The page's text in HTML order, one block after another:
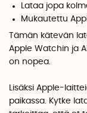
Lataa jopa
Mukautettu
Tämän kätevän
Apple Watchin ja
on nopea.
Lisäksi Apple-
paikassa. Kytke